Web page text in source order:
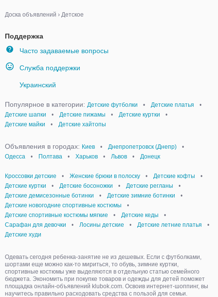
Доска объявлений › Детское
Поддержка
Часто задаваемые вопросы
Служба поддержки
Украинский
Популярное в категории: Детские футболки • Детские платья
•
Детские шапки
• Детские пижамы • Детские куртки
•
Детские майки
• Детские хайтопы
Объявления в городах: Киев • Днепропетровск (Днепр)
•
Одесса
• Полтава • Харьков • Львов • Донецк
Кроссовки детские • Женские брюки в полоску • Детские кофты
•
Детские куртки
• Детские босоножки • Детские регланы
•
Детские демисезонные ботинки
• Детские зимние ботинки
•
Детские новогодние спортивные костюмы
•
Детские спортивные костюмы мягкие
• Детские кеды
•
Сарафан для девочки
• Лосины детские • Детские летние платья
•
Детские худи
Одевать сегодня ребенка-занятие не из дешевых. Если с футболками,
шортами еще можно как-то мириться, то обувь, зимние куртки,
спортивные костюмы уже выделяются в отдельную статью семейного
бюджета. Экономить при покупке товаров и одежды для детей поможет
площадка онлайн-объявлений klubok.com. Освоив интернет-шоппинг, вы
научитесь правильно расходовать средства с пользой для семьи.